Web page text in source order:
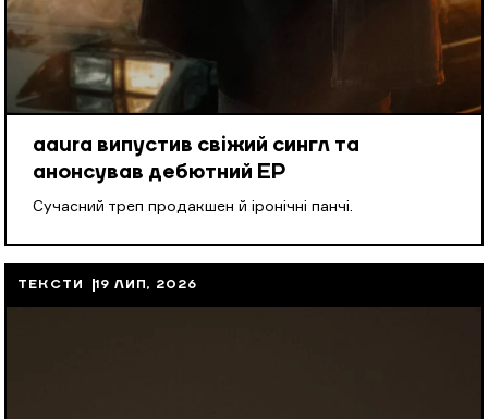
aaura випустив свіжий сингл та
анонсував дебютний EP
Cучасний треп продакшен й іронічні панчі.
ТЕКСТИ 19 ЛИП, 2026